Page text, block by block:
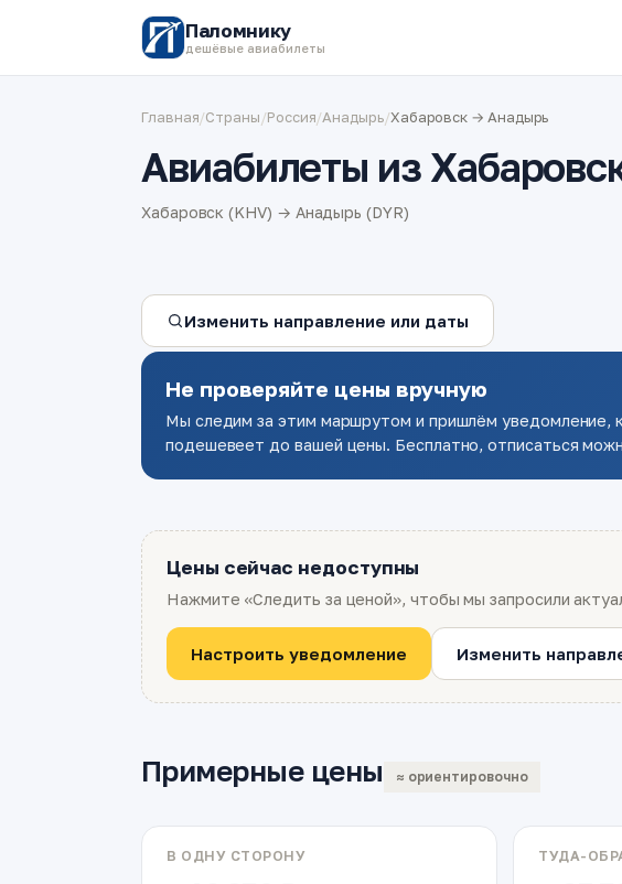
Паломнику
дешёвые авиабилеты
Главная/Страны/Россия/Анадырь/Хабаровск → Анадырь
Авиабилеты из
Хабаровск (KHV) → Анадырь (DYR)
Изменить направление или даты
Не проверяйте цены вручную
Мы следим за этим маршрутом и пришлём уведомление,
подешевеет до вашей цены. Бесплатно, отписаться
Цены сейчас недоступны
Нажмите «Следить за ценой», чтобы мы запросили
Настроить уведомление Изменить
Примерные цены ≈ ориентировочно
В ОДНУ СТОРОНУ ТУДА-